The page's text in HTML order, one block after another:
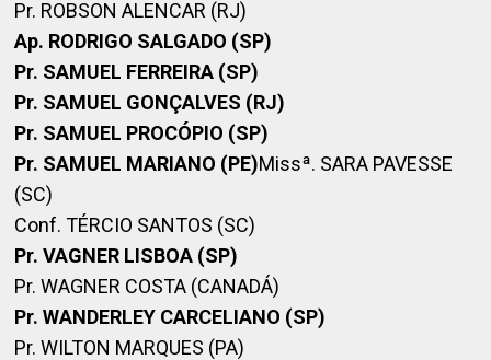
Pr. ROBSON ALENCAR (RJ)
Ap. RODRIGO SALGADO (SP)
Pr. SAMUEL FERREIRA (SP)
Pr. SAMUEL GONÇALVES (RJ)
Pr. SAMUEL PROCÓPIO (SP)
Pr. SAMUEL MARIANO (PE)Missª. SARA PAVESSE
(SC)
Conf. TÉRCIO SANTOS (SC)
Pr. VAGNER LISBOA (SP)
Pr. WAGNER COSTA (CANADÁ)
Pr. WANDERLEY CARCELIANO (SP)
Pr. WILTON MARQUES (PA)